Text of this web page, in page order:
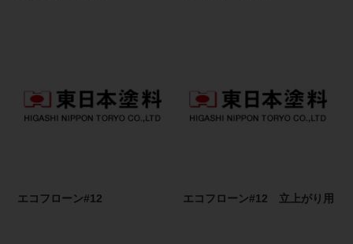
エコフローン#12 エコフローン#12 立上がり用